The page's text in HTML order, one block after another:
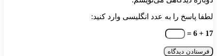
لطفا پاسخ را به عدد انگلیسی وارد کنید:
17 + 6 =